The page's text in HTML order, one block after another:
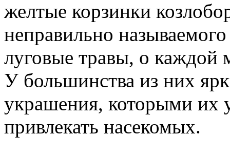
желтые корзинки
неправильно
луговые травы, о каждой
У большинства из них
украшения, которыми их
привлекать насекомых.